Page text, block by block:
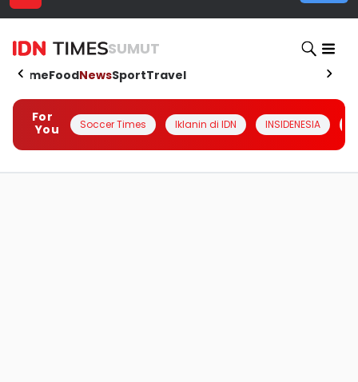
SUMUT
HomeFoodNewsSportTravel
For
You
Soccer Times Iklanin di IDN INSIDENESIA